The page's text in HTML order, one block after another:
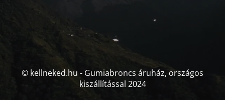
© kellneked.hu - Gumiabroncs áruház, országos
kiszállítással 2024